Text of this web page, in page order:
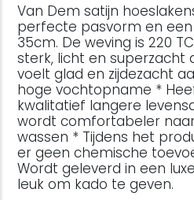
Van Dem satijn
perfecte pasvorm en
35cm. De weving is 220
sterk, licht en superzacht
voelt glad en zijdezacht
hoge vochtopname *
kwalitatief langere
wordt comfortabeler
wassen * Tijdens het
er geen chemische
Wordt geleverd in een
leuk om kado te geven.